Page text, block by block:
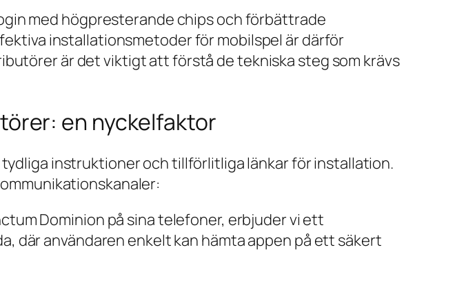
med högpresterande chips och förbättrade
installationsmetoder för mobilspel är därför
är det viktigt att förstå de tekniska steg som krävs
en nyckelfaktor
instruktioner och tillförlitliga länkar för installation.
Dominion på sina telefoner, erbjuder vi ett
där användaren enkelt kan hämta appen på ett säkert